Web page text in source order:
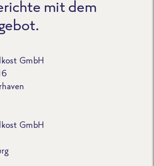
mit dem
GmbH
GmbH